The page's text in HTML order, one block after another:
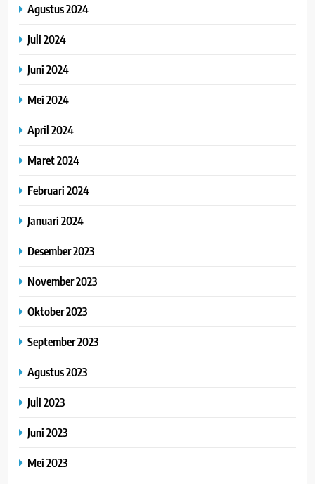
Agustus 2024
Juli 2024
Juni 2024
Mei 2024
April 2024
Maret 2024
Februari 2024
Januari 2024
Desember 2023
November 2023
Oktober 2023
September 2023
Agustus 2023
Juli 2023
Juni 2023
Mei 2023